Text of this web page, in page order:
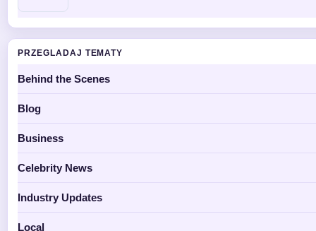
PRZEGLADAJ TEMATY
Behind the Scenes
Blog
Business
Celebrity News
Industry Updates
Local